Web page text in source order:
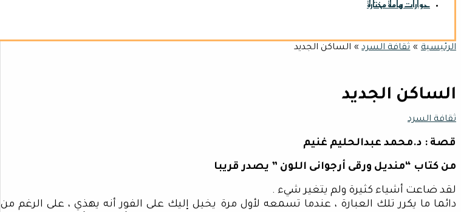
حوارات هامة مختارة
الرئيسية ثقافة السرد الساكن الجديد
الساكن الجديد
ثقافة السرد
قصة : د.محمد عبدالحليم غنيم
من كتاب “منديل ورقى أرجوانى اللون ” يصدر قريبا
لقد ضاعت أشياء كثيرة ولم يتغير شيء .
دائما ما يكرر تلك العبارة ، عندما تسمعه لأول مرة يخيل إليك على الفور أنه يهذي ، على الرغم من